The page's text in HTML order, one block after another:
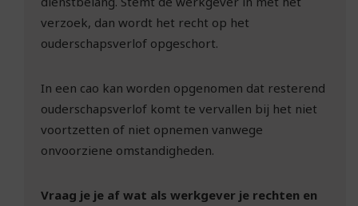
verzoek, dan wordt het recht op het
ouderschapsverlof opgeschort.
In een cao kan worden opgenomen dat resterend
ouderschapsverlof komt te vervallen bij het niet
voortzetten of niet opnemen vanwege
onvoorziene omstandigheden.
Vraag je je af wat als werkgever je rechten en